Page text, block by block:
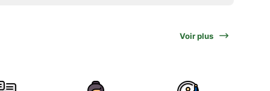
Voir plus